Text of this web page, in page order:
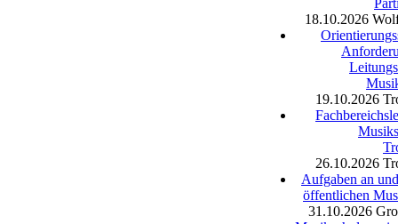
18.10.2026
19.10.2026
26.10.2026
Aufgaben an
öffentlichen
31.10.2026